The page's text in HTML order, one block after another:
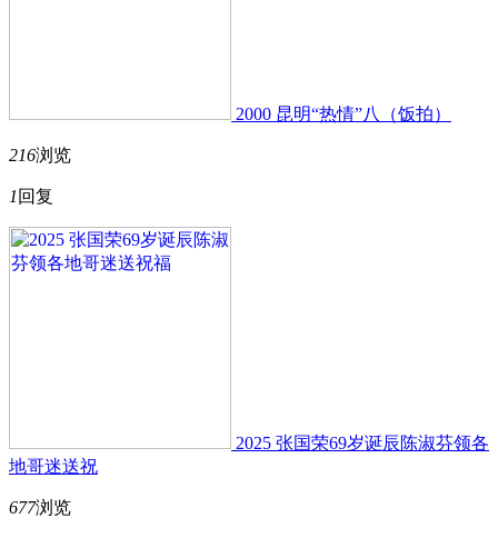
2000 昆明“热情”八（饭拍）
216浏览
1 回复
2025 张国荣69岁诞辰陈淑芬领各
地哥迷送祝
677浏览